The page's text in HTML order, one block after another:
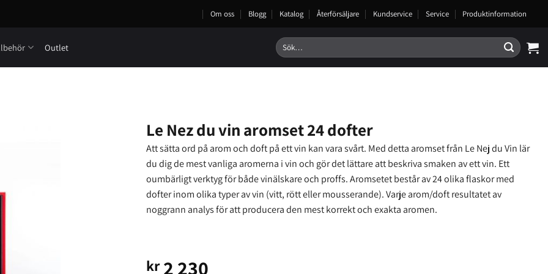
Om oss Blogg Katalog Återförsäljare Kundservice Service Produktinformation
Outlet
Sök
efter:
Le Nez du vin aromset 24 dofter
Att sätta ord på arom och doft på ett vin kan vara svårt. Med detta aromset från Le Nej du Vin lär
du dig de mest vanliga aromerna i vin och gör det lättare att beskriva smaken av ett vin. Ett
oumbärligt verktyg för både vinälskare och proffs. Aromsetet består av 24 olika flaskor med
dofter inom olika typer av vin (vitt, rött eller mousserande). Varje arom/doft resultatet av
noggrann analys för att producera den mest korrekt och exakta aromen.
kr2 230